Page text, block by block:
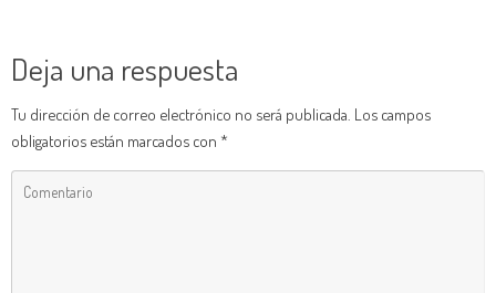
Deja una respuesta
Tu dirección de correo electrónico no será publicada. Los campos
obligatorios están marcados con *